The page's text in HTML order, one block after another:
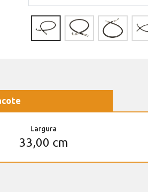
Largura
33,00 cm